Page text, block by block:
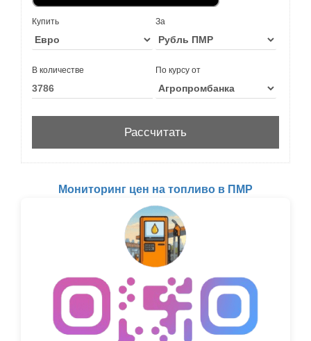
Купить За
В количестве По курсу от
Мониторинг цен на топливо в ПМР